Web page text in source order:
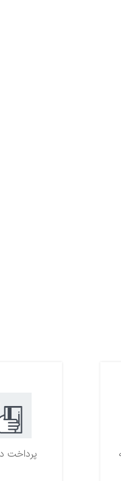
پرداخت